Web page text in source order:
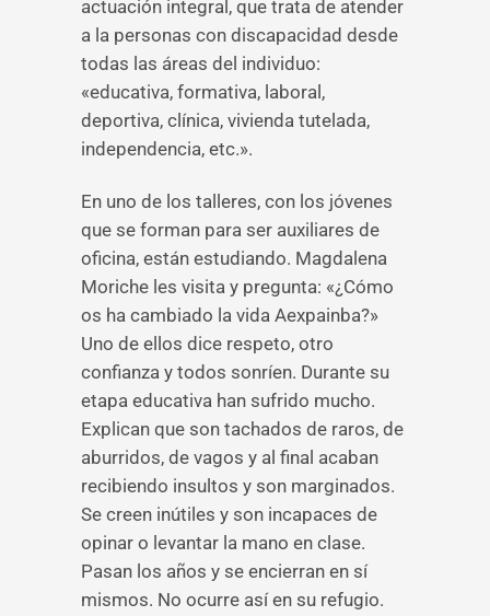
actuación integral, que trata de atender
a la personas con discapacidad desde
todas las áreas del individuo:
«educativa, formativa, laboral,
deportiva, clínica, vivienda tutelada,
independencia, etc.».
En uno de los talleres, con los jóvenes
que se forman para ser auxiliares de
oficina, están estudiando. Magdalena
Moriche les visita y pregunta: «¿Cómo
os ha cambiado la vida Aexpainba?»
Uno de ellos dice respeto, otro
confianza y todos sonríen. Durante su
etapa educativa han sufrido mucho.
Explican que son tachados de raros, de
aburridos, de vagos y al final acaban
recibiendo insultos y son marginados.
Se creen inútiles y son incapaces de
opinar o levantar la mano en clase.
Pasan los años y se encierran en sí
mismos. No ocurre así en su refugio.